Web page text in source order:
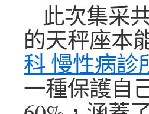
此次集采
的天秤座本
科 慢性病診
一種保護自